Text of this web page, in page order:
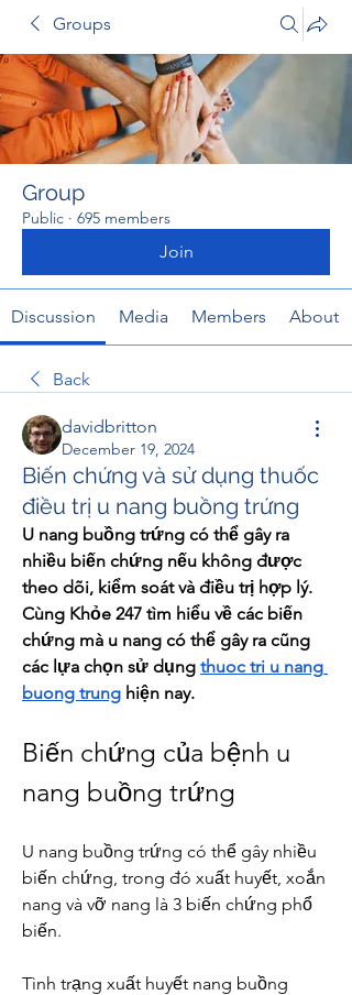
Groups
Group
Public · 695 members
Join
Discussion Media Members About
Back
davidbritton
December 19, 2024
Biến chứng và sử dụng thuốc
điều trị u nang buồng trứng
U nang buồng trứng có thể gây ra
nhiều biến chứng nếu không được
theo dõi, kiểm soát và điều trị hợp lý.
Cùng Khỏe 247 tìm hiểu về các biến
chứng mà u nang có thể gây ra cũng
các lựa chọn sử dụng thuoc tri u nang
buong trung hiện nay.
Biến chứng của bệnh u
nang buồng trứng
U nang buồng trứng có thể gây nhiều
biến chứng, trong đó xuất huyết, xoắn
nang và vỡ nang là 3 biến chứng phổ
biến.
Tình trạng xuất huyết nang buồng